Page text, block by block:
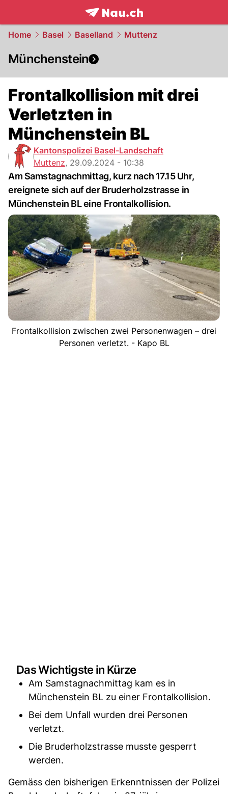
frontpage.NAU.ch
Home Basel Baselland Muttenz
Münchenstein
Frontalkollision mit drei
Verletzten in
Münchenstein BL
Kantonspolizei Basel-Landschaft
Muttenz, 29.09.2024 - 10:38
Am Samstagnachmittag, kurz nach 17.15 Uhr,
ereignete sich auf der Bruderholzstrasse in
Münchenstein BL eine Frontalkollision.
Frontalkollision zwischen zwei Personenwagen – drei
Personen verletzt. - Kapo BL
Das Wichtigste in Kürze
Am Samstagnachmittag kam es in
Münchenstein BL zu einer Frontalkollision.
Bei dem Unfall wurden drei Personen
verletzt.
Die Bruderholzstrasse musste gesperrt
werden.
Gemäss den bisherigen Erkenntnissen der Polizei